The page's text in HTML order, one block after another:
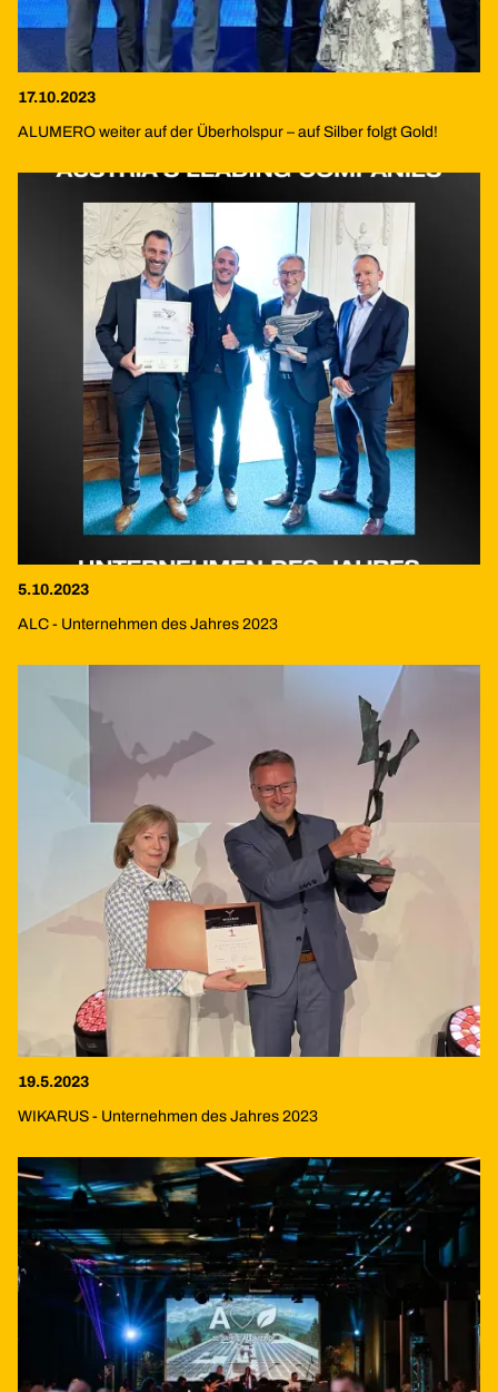
17.10.2023
ALUMERO weiter auf der Überholspur – auf Silber folgt Gold!
5.10.2023
ALC - Unternehmen des Jahres 2023
19.5.2023
WIKARUS - Unternehmen des Jahres 2023